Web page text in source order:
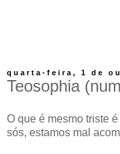
quarta-feira, 1 de
Teosophia
O que é mesmo triste
sós, estamos mal